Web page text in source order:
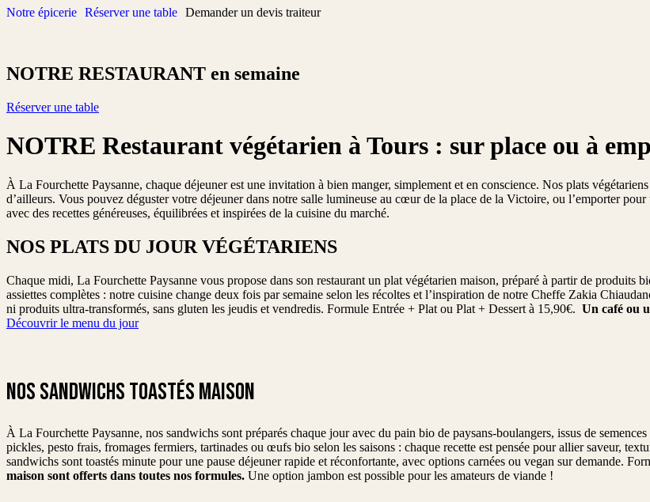
Passer
Notre épicerie Réserver une table Demander un devis traiteur
NOTRE RESTAURANT en semaine
Réserver une table
NOTRE Restaurant végétarien à Tours : sur place ou à
À La Fourchette Paysanne, chaque déjeuner est une invitation à bien manger, simplement et en conscience. Nos plats
d’ailleurs. Vous pouvez déguster votre déjeuner dans notre salle lumineuse au cœur de la place de la Victoire, ou l’emporter
avec des recettes généreuses, équilibrées et inspirées de la cuisine du marché.
NOS PLATS DU JOUR VÉGÉTARIENS
Chaque midi, La Fourchette Paysanne vous propose dans son restaurant un plat végétarien maison, préparé à partir de produits
assiettes complètes : notre cuisine change deux fois par semaine selon les récoltes et l’inspiration de notre Cheffe Zakia
ni produits ultra-transformés, sans gluten les jeudis et vendredis. Formule Entrée + Plat ou Plat + Dessert à 15,90€. Un café ou
Découvrir le menu du jour
NOS SANDWICHS TOASTÉS MAISON
À La Fourchette Paysanne, nos sandwichs sont préparés chaque jour avec du pain bio de paysans-boulangers, issus de
pickles, pesto frais, fromages fermiers, tartinades ou œufs bio selon les saisons : chaque recette est pensée pour allier saveur,
sandwichs sont toastés minute pour une pause déjeuner rapide et réconfortante, avec options carnées ou vegan sur demande.
maison sont offerts dans toutes nos formules. Une option jambon est possible pour les amateurs de viande !